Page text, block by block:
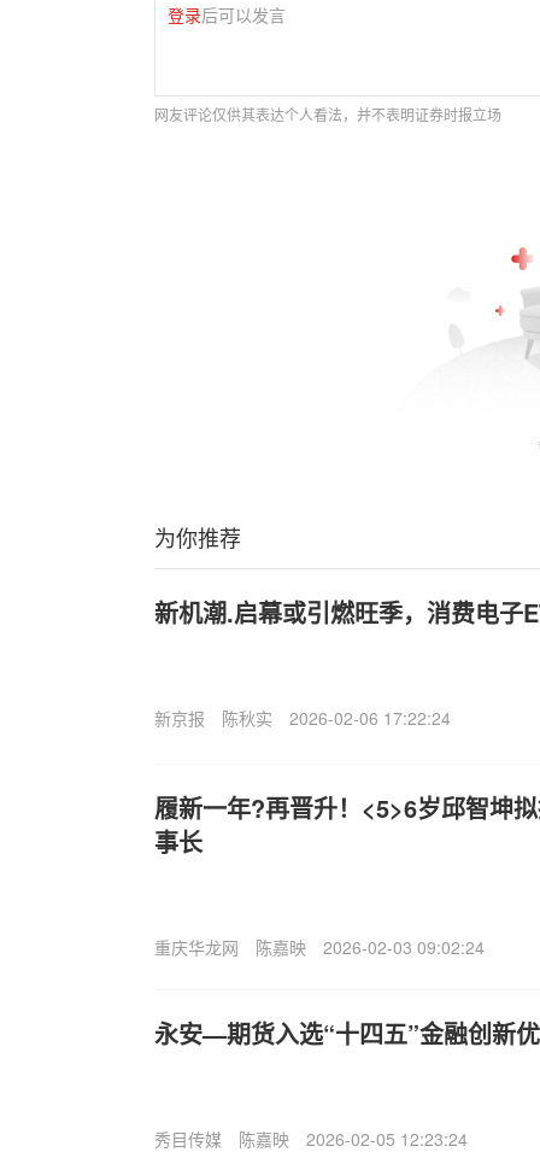
登录后可以发言
网友评论仅供其表达个人看法，并不表明证券时报立场
为你推荐
新机潮.启幕或引燃旺季，消费电子
新京报 陈秋实 2026-02-06 17:22:24
履新一年?再晋升！<5>6岁邱智坤
事长
重庆华龙网 陈嘉映 2026-02-03 09:02:24
永安—期货入选“十四五”金融创新
秀目传媒 陈嘉映 2026-02-05 12:23:24